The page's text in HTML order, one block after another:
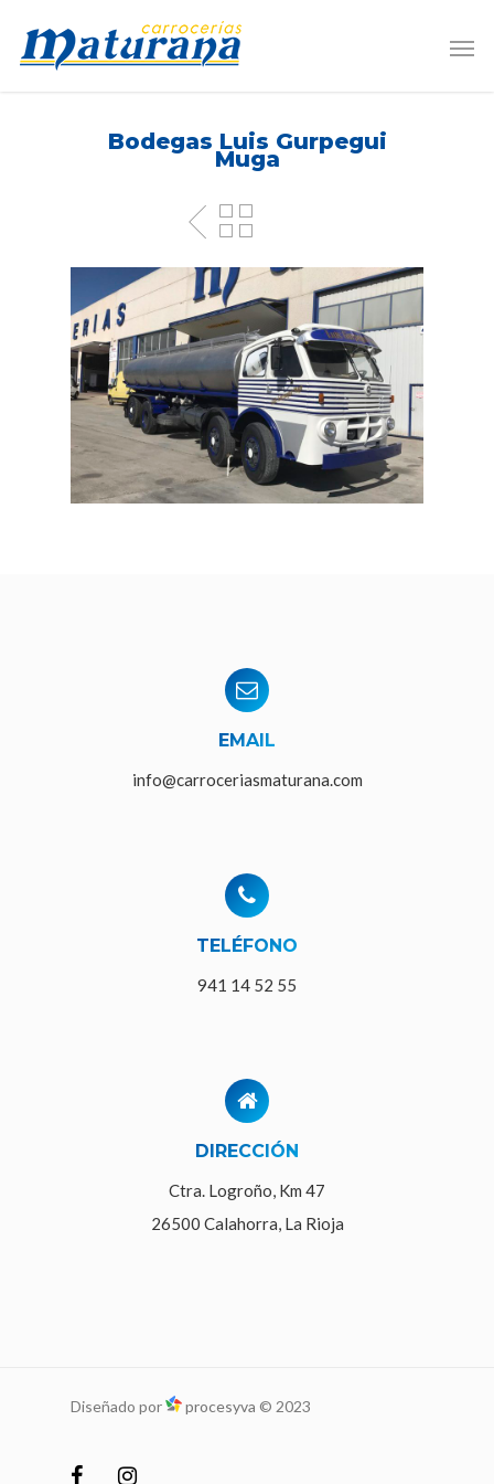
Bodegas Luis Gurpegui
Muga
EMAIL
info@carroceriasmaturana.com
TELÉFONO
941 14 52 55
DIRECCIÓN
Ctra. Logroño, Km 47
26500 Calahorra, La Rioja
Diseñado por procesyva © 2023